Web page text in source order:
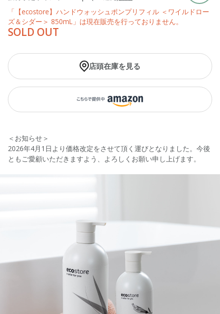
「【ecostore】ハンドウォッシュポンプリフィル ＜ワイルドロー
ズ＆シダー＞ 850mL」は現在販売を行っておりません。
SOLD OUT
店頭在庫を見る
＜お知らせ＞
2026年4月1日より価格改定をさせて頂く運びとなりました。今後
ともご愛顧いただきますよう、よろしくお願い申し上げます。